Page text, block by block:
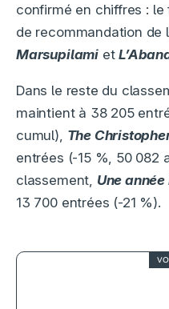
confirmé en chiffres :
de recommandation de
Marsupilamiet
Dans le reste du
maintient à 38 205
cumul), The
entrées (-15 %, 50 082
classement, Une
13 700 entrées (-21 %).